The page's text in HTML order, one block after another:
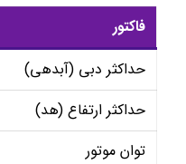
فاکتور
حداکثر دبی (آبدهی)
حداکثر ارتفاع (هد)
توان موتور